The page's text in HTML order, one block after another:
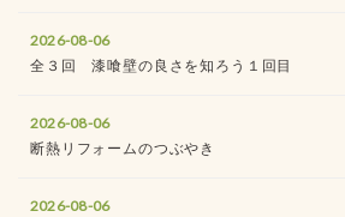
2026-08-06
全３回 漆喰壁の良さを知ろう１回目
2026-08-06
断熱リフォームのつぶやき
2026-08-06